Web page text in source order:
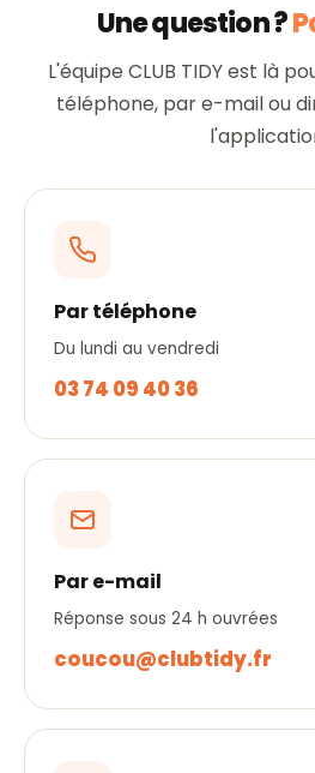
Une question ?
L'équipe CLUB TIDY est là
téléphone, par e-mail ou
Par téléphone
Du lundi au vendredi
03 74 09 40 36
Par e-mail
Réponse sous 24 h ouvrées
coucou@clubtidy.fr